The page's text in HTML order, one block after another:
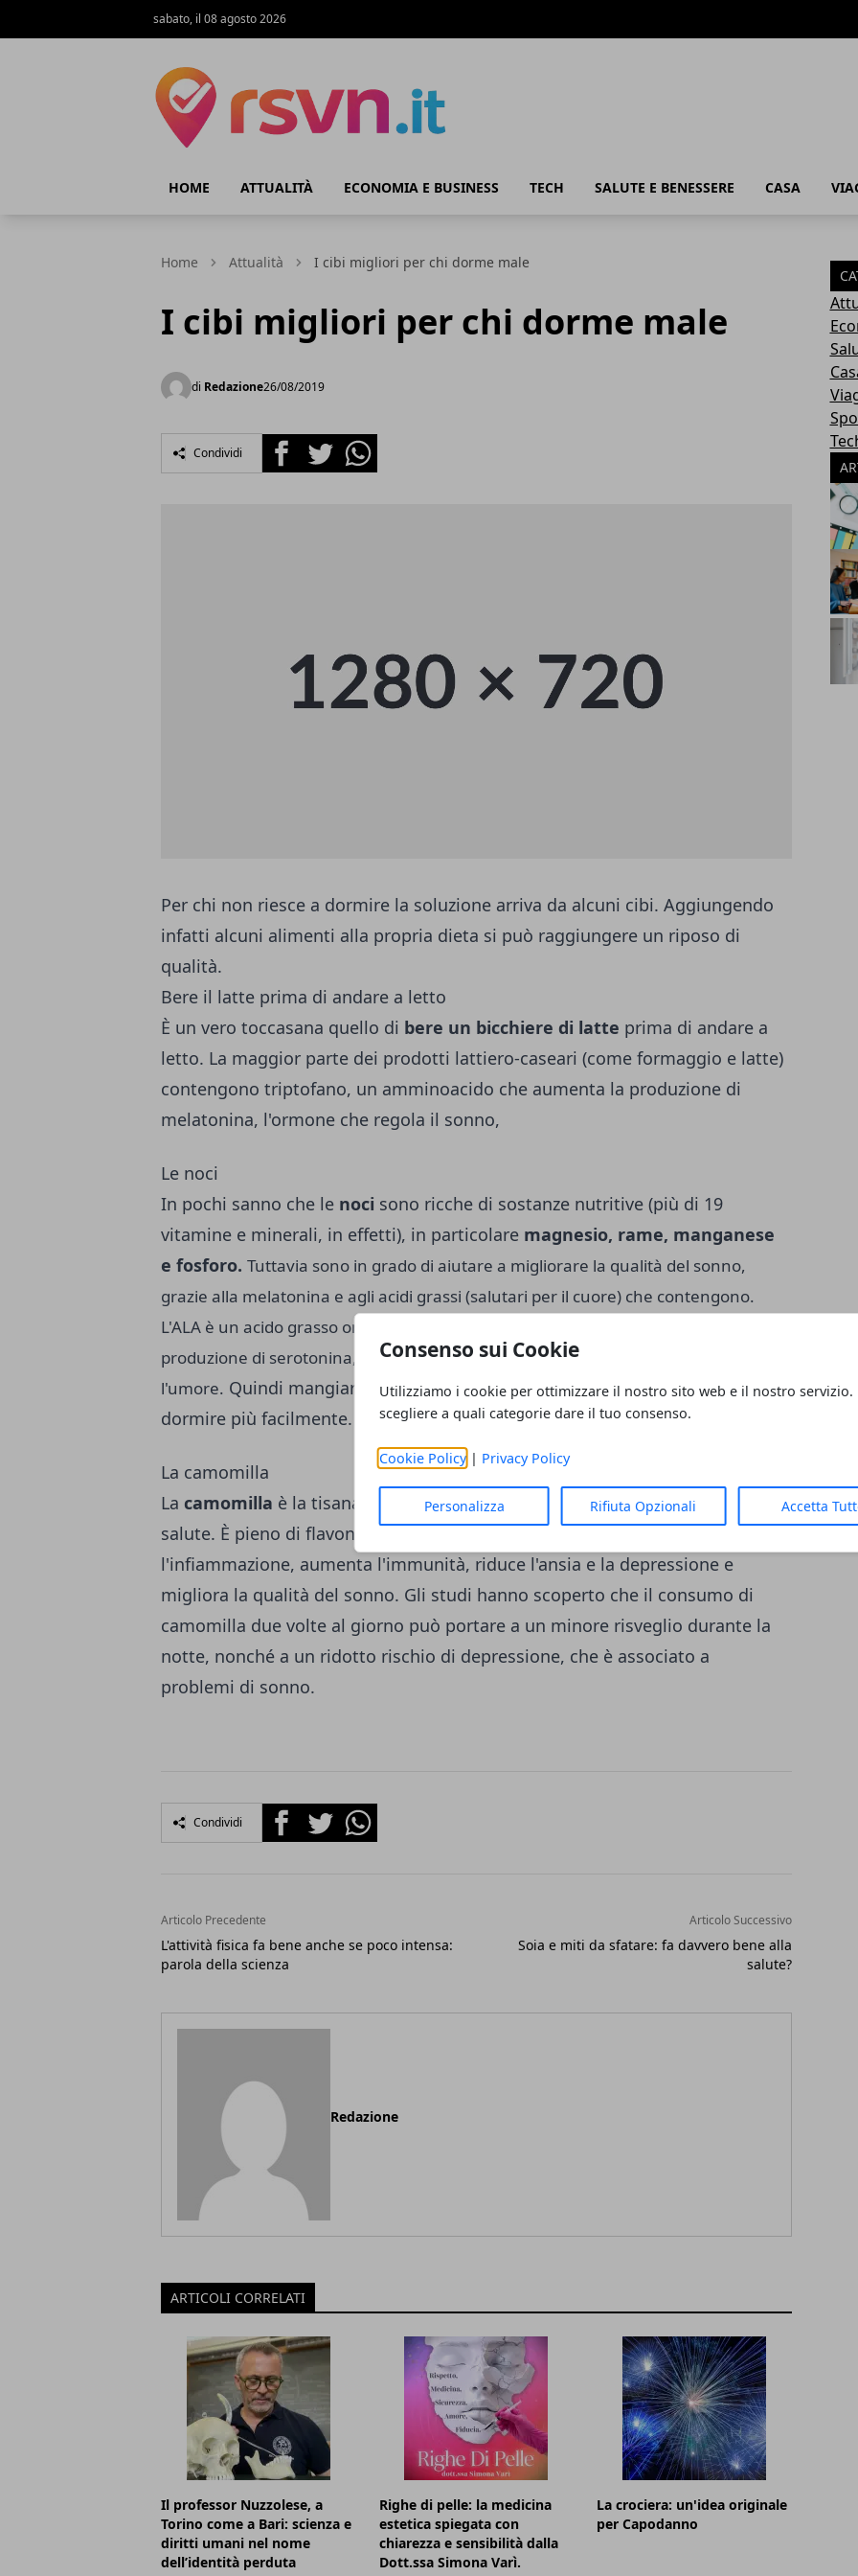
Consenso sui Cookie
Utilizziamo i cookie per ottimizzare il nostro sito web e il nostro servizio.
scegliere a quali categorie dare il tuo consenso.
Cookie Policy| Privacy Policy
Personalizza Rifiuta Opzionali Accetta
sabato, il 08 agosto 2026
HOME ATTUALITÀ ECONOMIA E BUSINESS TECH SALUTE E BENESSERE CASA
Home Attualità I cibi migliori per chi dorme male
I cibi migliori per chi dorme male
di Redazione26/08/2019
Condividi FacebookTwitterWhatsapp
Per chi non riesce a dormire la soluzione arriva da alcuni cibi. Aggiungendo
infatti alcuni alimenti alla propria dieta si può raggiungere un riposo di
qualità.
Bere il latte prima di andare a letto
È un vero toccasana quello di bere un bicchiere di latte prima di andare a
letto. La maggior parte dei prodotti lattiero-caseari (come formaggio e latte)
contengono triptofano, un amminoacido che aumenta la produzione di
melatonina, l'ormone che regola il sonno,
Le noci
In pochi sanno che le noci sono ricche di sostanze nutritive (più di 19
vitamine e minerali, in effetti), in particolare magnesio, rame, manganese
e fosforo. Tuttavia sono in grado di aiutare a migliorare la qualità del sonno,
grazie alla melatonina e agli acidi grassi (salutari per il cuore) che contengono.
L'ALA è un acido grasso omega-3 che il corpo converte in DHA, che aumenta la
produzione di serotonina, una sostanza chimica del cervello che regola il sonno e
l'umore. Quindi mangiare delle noci prima di andare a letto può aiutare a
dormire più facilmente.
La camomilla
La camomilla è la tisana per eccellenza, che offre numerosi benefici per la
salute. È pieno di flavoni, un tipo di antiossidante che riduce
l'infiammazione, aumenta l'immunità, riduce l'ansia e la depressione e
migliora la qualità del sonno. Gli studi hanno scoperto che il consumo di
camomilla due volte al giorno può portare a un minore risveglio durante la
notte, nonché a un ridotto rischio di depressione, che è associato a
problemi di sonno.
Condividi FacebookTwitterWhatsapp
Articolo Precedente
L'attività fisica fa bene anche se poco intensa:
parola della scienza
Articolo Successivo
Soia e miti da sfatare: fa davvero bene alla
salute?
Redazione
ARTICOLI CORRELATI
Il professor Nuzzolese, a
Torino come a Bari: scienza e
diritti umani nel nome
dell’identità perduta
Righe di pelle: la medicina
estetica spiegata con
chiarezza e sensibilità dalla
Dott.ssa Simona Varì.
La crociera: un'idea originale
per Capodanno